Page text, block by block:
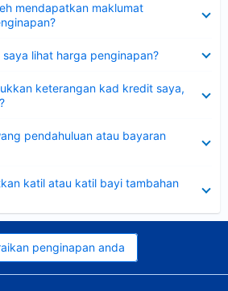
mendapatkan maklumat
lihat harga penginapan?
keterangan kad kredit saya,
pendahuluan atau bayaran
katil atau katil bayi tambahan
penginapan anda